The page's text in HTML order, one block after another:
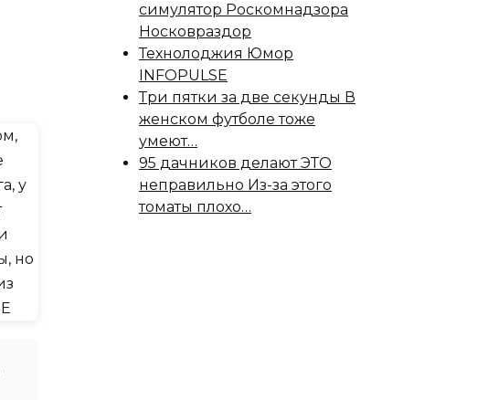
симулятор Роскомнадзора
Носковраздор
Технолоджия Юмор
INFOPULSE
Три пятки за две секунды В
женском футболе тоже
умеют…
95 дачников делают ЭТО
неправильно Из-за этого
томаты плохо…